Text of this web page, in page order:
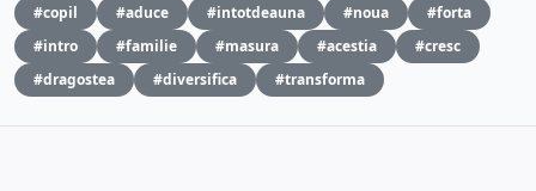
#copil #aduce #intotdeauna #noua
#forta
#intro
#familie #masura #acestia
#cresc
#dragostea
#diversifica #transforma